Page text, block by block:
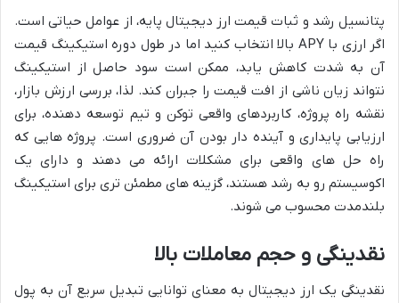
پتانسیل رشد و ثبات قیمت ارز دیجیتال پایه، از عوامل حیاتی است.
اگر ارزی با APY بالا انتخاب کنید اما در طول دوره استیکینگ قیمت
آن به شدت کاهش یابد، ممکن است سود حاصل از استیکینگ
نتواند زیان ناشی از افت قیمت را جبران کند. لذا، بررسی ارزش بازار،
نقشه راه پروژه، کاربردهای واقعی توکن و تیم توسعه دهنده، برای
ارزیابی پایداری و آینده دار بودن آن ضروری است. پروژه هایی که
راه حل های واقعی برای مشکلات ارائه می دهند و دارای یک
اکوسیستم رو به رشد هستند، گزینه های مطمئن تری برای استیکینگ
بلندمدت محسوب می شوند.
نقدینگی و حجم معاملات بالا
نقدینگی یک ارز دیجیتال به معنای توانایی تبدیل سریع آن به پول